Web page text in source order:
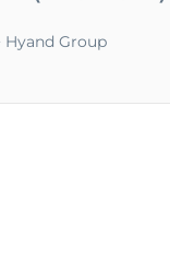
Hyand Group